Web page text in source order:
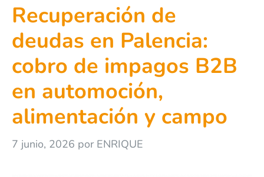
Recuperación de
deudas en Palencia:
cobro de impagos B2B
en automoción,
alimentación y campo
7 junio, 2026 por ENRIQUE